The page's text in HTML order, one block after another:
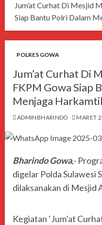
Jum’at Curhat Di Mesjid
Siap Bantu Polri Dalam
POLRES GOWA
Jum’at Curhat Di
FKPM Gowa Siap
Menjaga
ADMINBHARINDO MARET
Bharindo Gowa,-
digelar Polda Sulawesi
dilaksanakan di Mesjid
Kegiatan ‘Jum’at